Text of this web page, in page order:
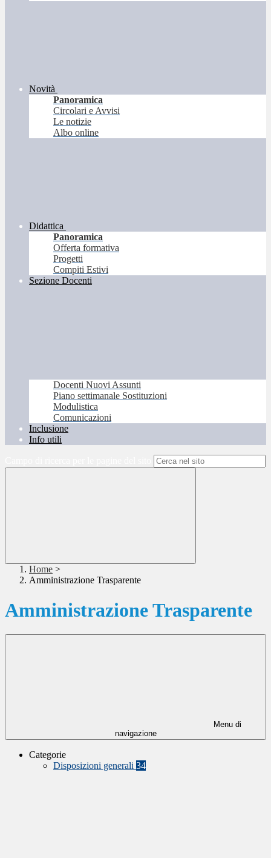
Novità
Panoramica
Circolari e Avvisi
Le notizie
Albo online
Didattica
Panoramica
Offerta formativa
Progetti
Compiti Estivi
Sezione Docenti
Docenti Nuovi Assunti
Piano settimanale Sostituzioni
Modulistica
Comunicazioni
Inclusione
Info utili
Home >
Amministrazione Trasparente
Amministrazione Trasparente
Menu di
navigazione
Categorie
Disposizioni generali 34